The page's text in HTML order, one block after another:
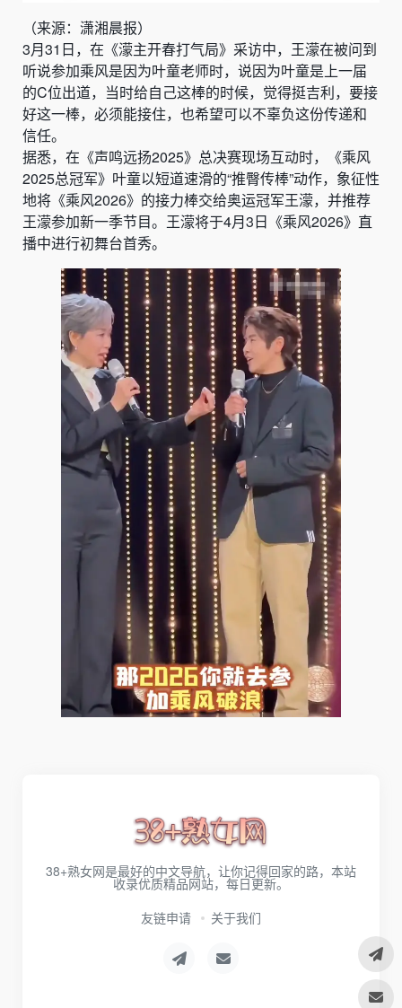
（来源：潇湘晨报）
3月31日，在《濛主开春打气局》采访中，王濛在被问到
听说参加乘风是因为叶童老师时，说因为叶童是上一届
的C位出道，当时给自己这棒的时候，觉得挺吉利，要接
好这一棒，必须能接住，也希望可以不辜负这份传递和
信任。
据悉，在《声鸣远扬2025》总决赛现场互动时，《乘风
2025总冠军》叶童以短道速滑的“推臀传棒”动作，象征性
地将《乘风2026》的接力棒交给奥运冠军王濛，并推荐
王濛参加新一季节目。王濛将于4月3日《乘风2026》直
播中进行初舞台首秀。
38+熟女网是最好的中文导航，让你记得回家的路，本站
收录优质精品网站，每日更新。
友链申请
关于我们